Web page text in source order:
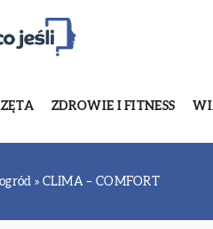
ZDROWIE I FITNESS
» CLIMA – COMFORT